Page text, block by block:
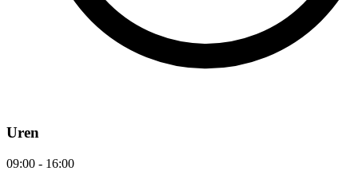
Uren
09:00 - 16:00